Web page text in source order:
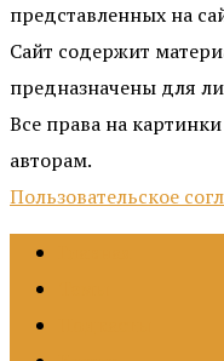
представленных на
Сайт содержит
предназначены для
Все права на
авторам.
Пользовательское